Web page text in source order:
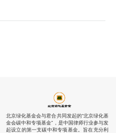
北京绿化基金会与君合共同发起的“北京绿化基
金会碳中和专项基金”，是中国律师行业参与发
起设立的第一支碳中和专项基金。旨在充分利